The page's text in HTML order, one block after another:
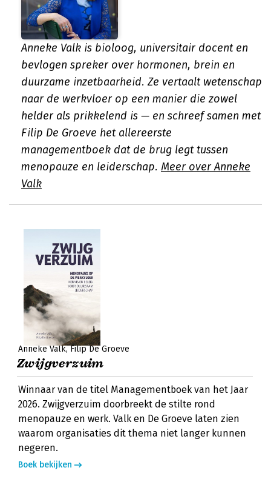
Anneke Valk is bioloog, universitair docent en
bevlogen spreker over hormonen, brein en
duurzame inzetbaarheid. Ze vertaalt wetenschap
naar de werkvloer op een manier die zowel
helder als prikkelend is — en schreef samen met
Filip De Groeve het allereerste
managementboek dat de brug legt tussen
menopauze en leiderschap. Meer over Anneke
Valk
Anneke Valk Filip De Groeve
Zwijgverzuim
Winnaar van de titel Managementboek van het Jaar
2026. Zwijgverzuim doorbreekt de stilte rond
menopauze en werk. Valk en De Groeve laten zien
waarom organisaties dit thema niet langer kunnen
negeren.
Boek bekijken